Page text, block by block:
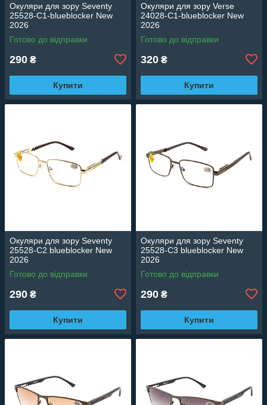
Окуляри для зору Seventy
25528-C1-blueblocker New
2026
Готово до відправки
290 ₴
Купити
Окуляри для зору Verse
24028-C1-blueblocker New
2026
Готово до відправки
320 ₴
Купити
Окуляри для зору Seventy
25528-C2 blueblocker New
2026
Готово до відправки
290 ₴
Купити
Окуляри для зору Seventy
25528-C3 blueblocker New
2026
Готово до відправки
290 ₴
Купити